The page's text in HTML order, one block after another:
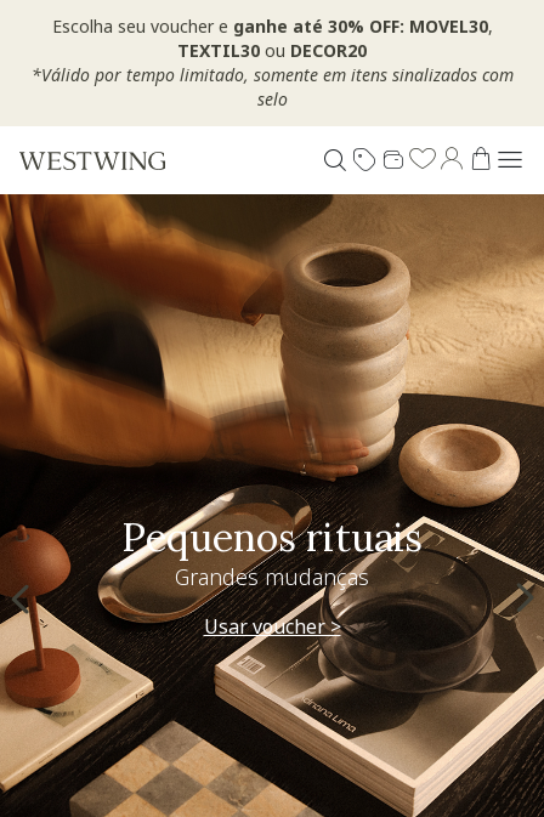
Escolha seu voucher e ganhe até 30% OFF: MOVEL30,
TEXTIL30 ou DECOR20
*Válido por tempo limitado, somente em itens sinalizados com
selo
Pequenos rituais
Grandes mudanças
Usar voucher >